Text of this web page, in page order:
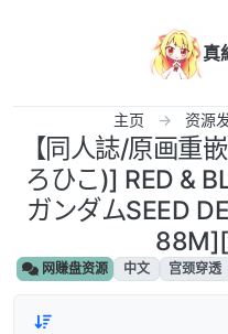
真
主页 资源
【同人誌/原画重
ろひこ)] RED &
ガンダムSEED
网赚盘资源 中文 宫颈穿透